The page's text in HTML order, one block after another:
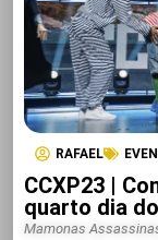
RAFAEL
CCXP23 |
quarto dia
Mamonas